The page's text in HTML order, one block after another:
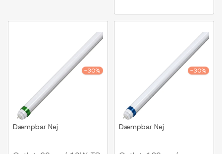
-30%
Dæmpbar Nej
-30%
Dæmpbar Nej